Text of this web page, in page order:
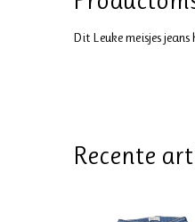
Dit Leuke meisjes
Recente